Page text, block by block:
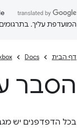
המועדפת עליך. בתרגומים
דף הבית Docs
הסבר
בכל הדפדפנים יש